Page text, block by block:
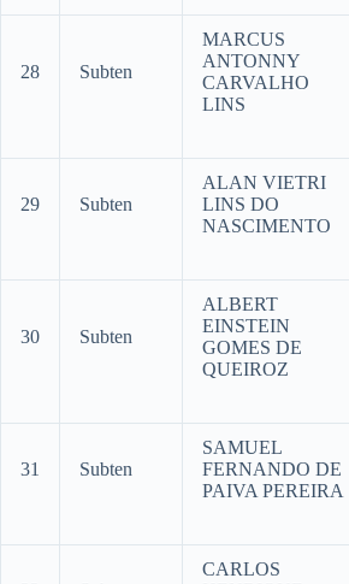
28 Subten
MARCUS
ANTONNY
CARVALHO
LINS
29 Subten
ALAN VIETRI
LINS DO
NASCIMENTO
30 Subten
ALBERT
EINSTEIN
GOMES DE
QUEIROZ
31 Subten
SAMUEL
FERNANDO DE
PAIVA PEREIRA
CARLOS